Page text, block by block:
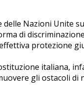
delle Nazioni Unite
di
protezione
italiana,
gli ostacoli di